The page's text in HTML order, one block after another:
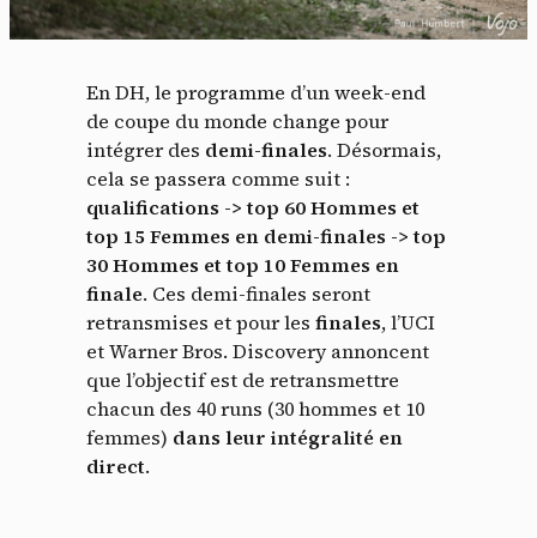
En DH, le programme d’un week-end
de coupe du monde change pour
intégrer des demi-finales. Désormais,
cela se passera comme suit :
qualifications -> top 60 Hommes et
top 15 Femmes en demi-finales -> top
30 Hommes et top 10 Femmes en
finale. Ces demi-finales seront
retransmises et pour les finales, l’UCI
et Warner Bros. Discovery annoncent
que l’objectif est de retransmettre
chacun des 40 runs (30 hommes et 10
femmes) dans leur intégralité en
direct.